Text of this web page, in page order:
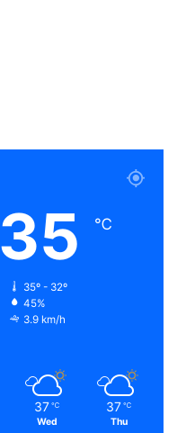
35 ℃
35º - 32º
45%
3.9 km/h
37 ℃
Wed
37 ℃
Thu